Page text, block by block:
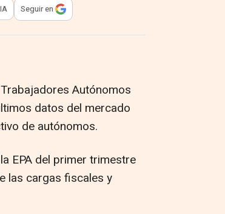
para compartir
IA Seguir en
Autónomos
datos del mercado
de autónomos.
EPA del primer trimestre
las cargas fiscales y